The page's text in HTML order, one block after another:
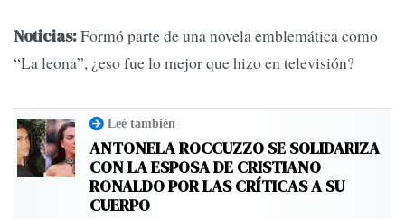
Noticias:Formó parte de una novela emblemática como
“La leona”, ¿eso fue lo mejor que hizo en televisión?
Leé también
ANTONELA ROCCUZZO SE SOLIDARIZA
CON LA ESPOSA DE CRISTIANO
RONALDO POR LAS CRÍTICAS A SU
CUERPO